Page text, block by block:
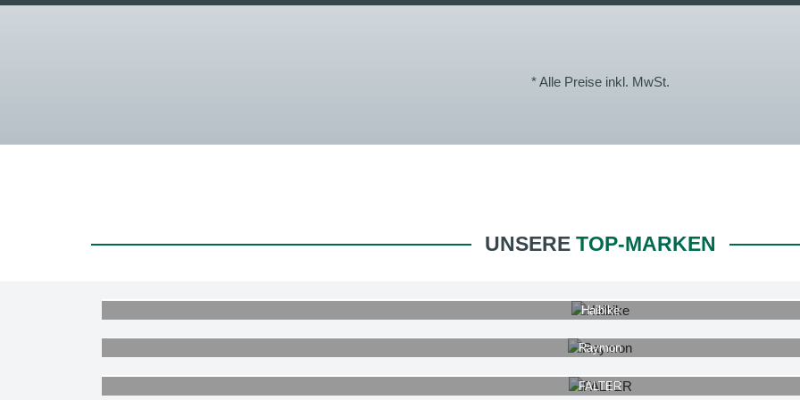
* Alle Preise inkl. MwSt.
UNSERE TOP-MARKEN
Haibike
Raymon
FALTER